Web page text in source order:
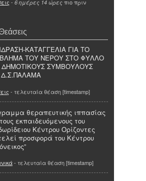
- 6 ημέρες 14 ώρες πιο πριν
ΚΑΤΑΓΓΕΛΙΑ ΓΙΑ ΤΟ
ΤΟΥ ΝΕΡΟΥ ΣΤΟ ΦΥΛΛΟ
ΣΥΜΒΟΥΛΟΥΣ
- τελευταία θέαση [timestamp]
θεραπευτικής ιππασίας
εκπαιδευόμενους του
Κέντρου Ορίζοντες
προσφορά του Κέντρου
- τελευταία θέαση [timestamp]